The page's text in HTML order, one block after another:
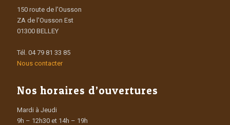
150 route de l'Ousson
ZA de l'Ousson Est
01300 BELLEY
Tél. 04 79 81 33 85
Nous contacter
Nos horaires d’ouvertures
Mardi à Jeudi
9h – 12h30 et 14h – 19h